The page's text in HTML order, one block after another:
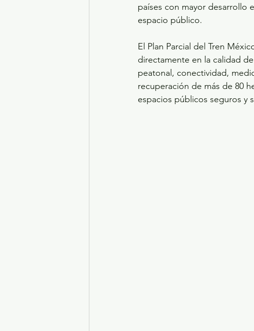
países con mayor desarrollo
espacio público.
El Plan Parcial del Tren
directamente en la calidad
peatonal, conectividad,
recuperación de más de 80
espacios públicos seguros y